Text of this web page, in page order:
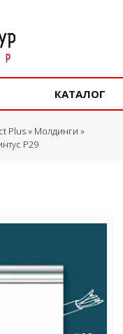
КАТАЛОГ
Plus» Молдинги »
P29